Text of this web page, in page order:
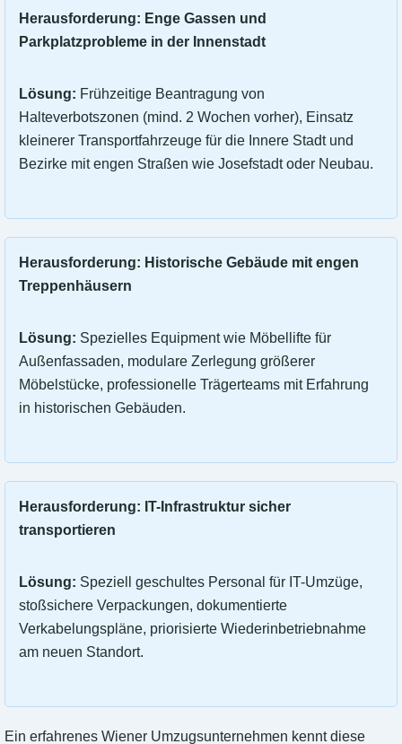
Herausforderung: Enge Gassen und
Parkplatzprobleme in der Innenstadt
Lösung: Frühzeitige Beantragung von
Halteverbotszonen (mind. 2 Wochen vorher), Einsatz
kleinerer Transportfahrzeuge für die Innere Stadt und
Bezirke mit engen Straßen wie Josefstadt oder Neubau.
Herausforderung: Historische Gebäude mit engen
Treppenhäusern
Lösung: Spezielles Equipment wie Möbellifte für
Außenfassaden, modulare Zerlegung größerer
Möbelstücke, professionelle Trägerteams mit Erfahrung
in historischen Gebäuden.
Herausforderung: IT-Infrastruktur sicher
transportieren
Lösung: Speziell geschultes Personal für IT-Umzüge,
stoßsichere Verpackungen, dokumentierte
Verkabelungspläne, priorisierte Wiederinbetriebnahme
am neuen Standort.
Ein erfahrenes Wiener Umzugsunternehmen kennt diese